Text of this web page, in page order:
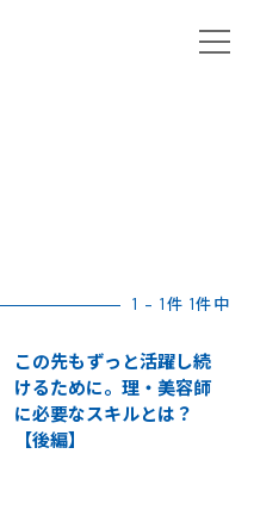
1 - 1件 1件中
この先もずっと活躍し続
けるために。理・美容師
に必要なスキルとは？
【後編】